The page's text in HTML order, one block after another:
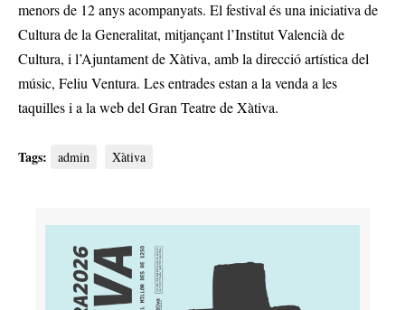
menors de 12 anys acompanyats. El festival és una iniciativa de
Cultura de la Generalitat, mitjançant l’Institut Valencià de
Cultura, i l’Ajuntament de Xàtiva, amb la direcció artística del
músic, Feliu Ventura. Les entrades estan a la venda a les
taquilles i a la web del Gran Teatre de Xàtiva.
Tags: admin Xàtiva